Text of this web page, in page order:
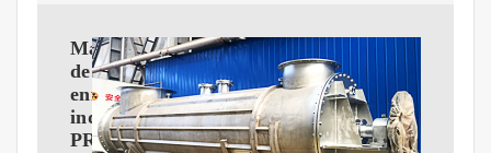
Máquina
de
enfriamiento
industrial
PROLACEN